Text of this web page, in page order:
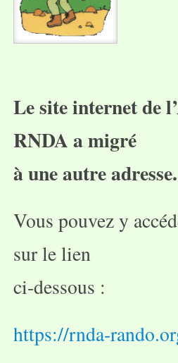
Le site internet de
RNDA a migré
à une autre adresse.
Vous pouvez y
sur le lien
ci-dessous :
https://rnda-